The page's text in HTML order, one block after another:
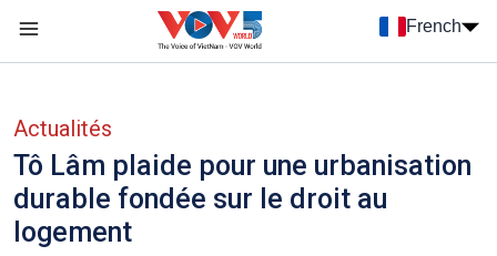
French
Actualités
Tô Lâm plaide pour une urbanisation
durable fondée sur le droit au
logement